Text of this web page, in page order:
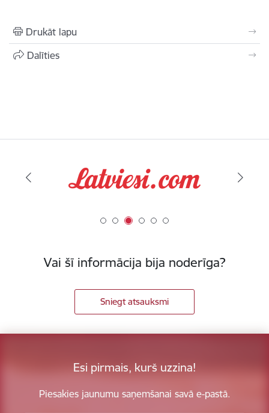
Drukāt lapu
Dalīties
Vai šī informācija bija noderīga?
Sniegt atsauksmi
Esi pirmais, kurš uzzina!
Piesakies jaunumu saņemšanai savā e-pastā.